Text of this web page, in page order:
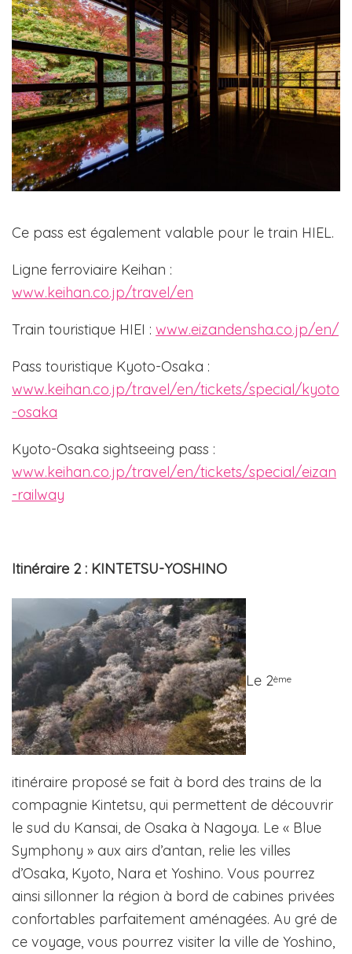
Ce pass est également valable pour le train HIEL.
Ligne ferroviaire Keihan :
www.keihan.co.jp/travel/en
Train touristique HIEI : www.eizandensha.co.jp/en/
Pass touristique Kyoto-Osaka :
www.keihan.co.jp/travel/en/tickets/special/kyoto
-osaka
Kyoto-Osaka sightseeing pass :
www.keihan.co.jp/travel/en/tickets/special/eizan
-railway
Itinéraire 2 : KINTETSU-YOSHINO
Le 2ème
itinéraire proposé se fait à bord des trains de la
compagnie Kintetsu, qui permettent de découvrir
le sud du Kansai, de Osaka à Nagoya. Le « Blue
Symphony » aux airs d’antan, relie les villes
d’Osaka, Kyoto, Nara et Yoshino. Vous pourrez
ainsi sillonner la région à bord de cabines privées
confortables parfaitement aménagées. Au gré de
ce voyage, vous pourrez visiter la ville de Yoshino,